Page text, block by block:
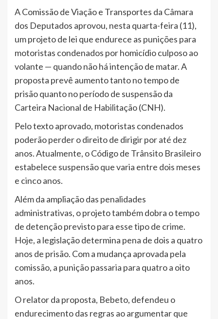
A Comissão de Viação e Transportes da Câmara
dos Deputados aprovou, nesta quarta-feira (11),
um projeto de lei que endurece as punições para
motoristas condenados por homicídio culposo ao
volante — quando não há intenção de matar. A
proposta prevê aumento tanto no tempo de
prisão quanto no período de suspensão da
Carteira Nacional de Habilitação (CNH).
Pelo texto aprovado, motoristas condenados
poderão perder o direito de dirigir por até dez
anos. Atualmente, o Código de Trânsito Brasileiro
estabelece suspensão que varia entre dois meses
e cinco anos.
Além da ampliação das penalidades
administrativas, o projeto também dobra o tempo
de detenção previsto para esse tipo de crime.
Hoje, a legislação determina pena de dois a quatro
anos de prisão. Com a mudança aprovada pela
comissão, a punição passaria para quatro a oito
anos.
O relator da proposta, Bebeto, defendeu o
endurecimento das regras ao argumentar que